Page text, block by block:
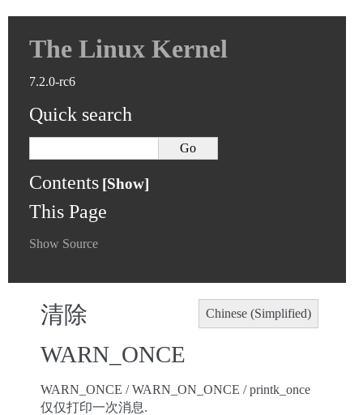
The Linux Kernel
7.2.0-rc6
Quick search
Contents
This Page
Show Source
Chinese (Simplified)
清除
WARN_ONCE
WARN_ONCE / WARN_ON_ONCE / printk_once
仅仅打印一次消息.